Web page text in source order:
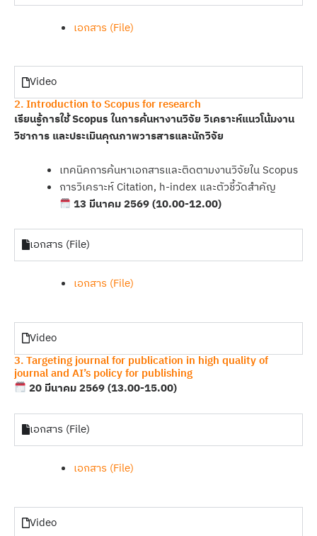
เอกสาร (File)
Video
2. Introduction to Scopus for research
เรียนรู้การใช้ Scopus ในการค้นหางานวิจัย วิเคราะห์แนวโน้มงาน
วิชาการ และประเมินคุณภาพวารสารและนักวิจัย
เทคนิคการค้นหาเอกสารและติดตามงานวิจัยใน Scopus
การวิเคราะห์ Citation, h-index และตัวชี้วัดสำคัญ
13 มีนาคม 2569 (10.00-12.00)
เอกสาร (File)
เอกสาร (File)
Video
3. Targeting journal for publication in high quality of
journal and AI’s policy for publishing
20 มีนาคม 2569 (13.00-15.00)
เอกสาร (File)
เอกสาร (File)
Video